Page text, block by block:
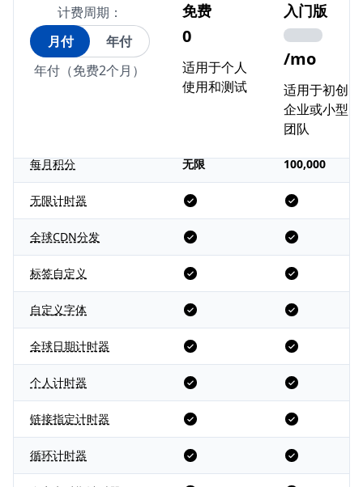
计费周期：
月付
年付
年付（免费2个月）
免费
0
适用于个人
使用和测试
入门版
/mo
适用于初创
企业或小型
团队
每月积分
无限计时器
全球CDN分发
标签自定义
自定义字体
全球日期计时器
个人计时器
链接指定计时器
循环计时器
无限 100,000